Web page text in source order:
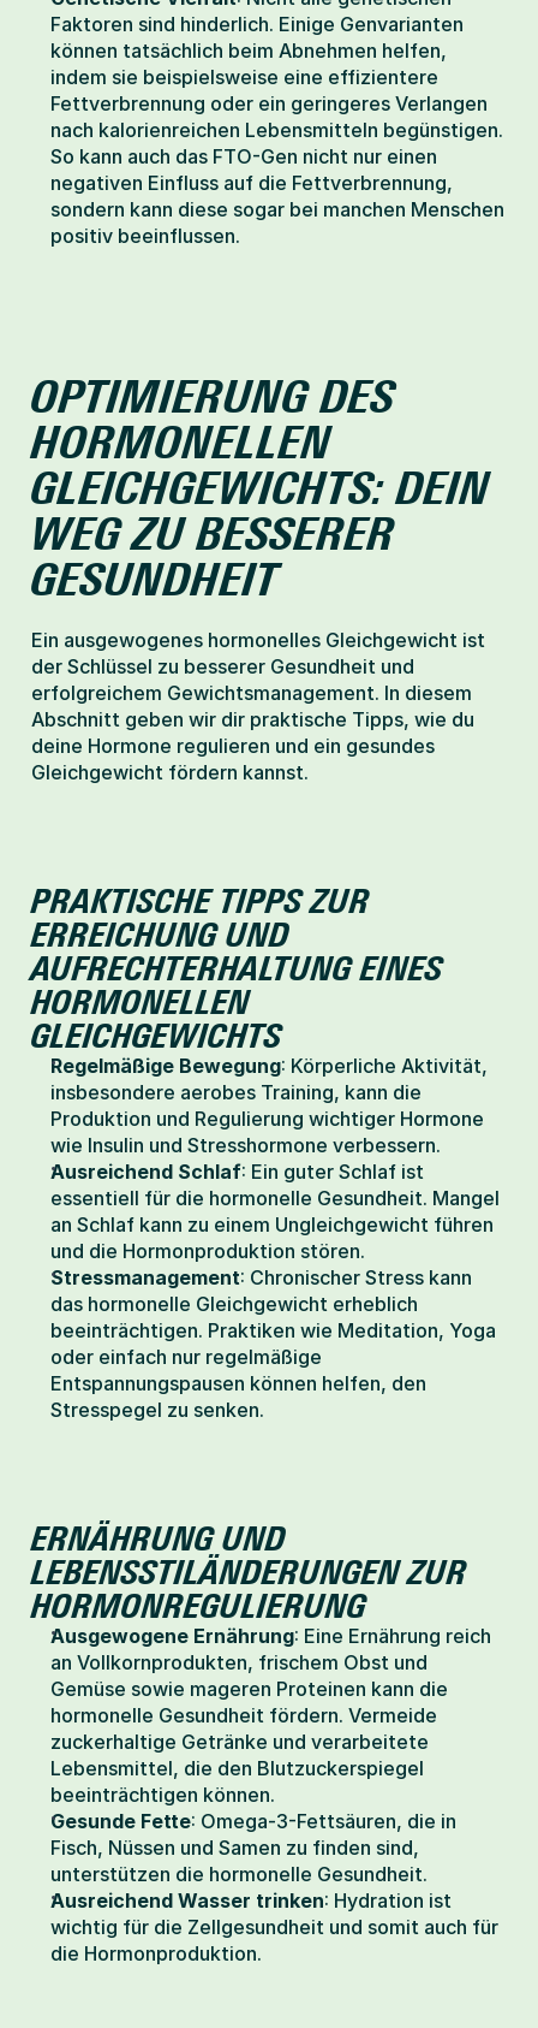
Faktoren sind hinderlich. Einige Genvarianten
können tatsächlich beim Abnehmen helfen,
indem sie beispielsweise eine effizientere
Fettverbrennung oder ein geringeres Verlangen
nach kalorienreichen Lebensmitteln begünstigen.
So kann auch das FTO-Gen nicht nur einen
negativen Einfluss auf die Fettverbrennung,
sondern kann diese sogar bei manchen Menschen
positiv beeinflussen.
OPTIMIERUNG DES
HORMONELLEN
GLEICHGEWICHTS: DEIN
WEG ZU BESSERER
GESUNDHEIT
Ein ausgewogenes hormonelles Gleichgewicht ist
der Schlüssel zu besserer Gesundheit und
erfolgreichem Gewichtsmanagement. In diesem
Abschnitt geben wir dir praktische Tipps, wie du
deine Hormone regulieren und ein gesundes
Gleichgewicht fördern kannst.
PRAKTISCHE TIPPS ZUR
ERREICHUNG UND
AUFRECHTERHALTUNG EINES
HORMONELLEN
GLEICHGEWICHTS
Regelmäßige Bewegung: Körperliche Aktivität,
insbesondere aerobes Training, kann die
Produktion und Regulierung wichtiger Hormone
wie Insulin und Stresshormone verbessern.
Ausreichend Schlaf: Ein guter Schlaf ist
essentiell für die hormonelle Gesundheit. Mangel
an Schlaf kann zu einem Ungleichgewicht führen
und die Hormonproduktion stören.
Stressmanagement: Chronischer Stress kann
das hormonelle Gleichgewicht erheblich
beeinträchtigen. Praktiken wie Meditation, Yoga
oder einfach nur regelmäßige
Entspannungspausen können helfen, den
Stresspegel zu senken.
ERNÄHRUNG UND
LEBENSSTILÄNDERUNGEN ZUR
HORMONREGULIERUNG
Ausgewogene Ernährung: Eine Ernährung reich
an Vollkornprodukten, frischem Obst und
Gemüse sowie mageren Proteinen kann die
hormonelle Gesundheit fördern. Vermeide
zuckerhaltige Getränke und verarbeitete
Lebensmittel, die den Blutzuckerspiegel
beeinträchtigen können.
Gesunde Fette: Omega-3-Fettsäuren, die in
Fisch, Nüssen und Samen zu finden sind,
unterstützen die hormonelle Gesundheit.
Ausreichend Wasser trinken: Hydration ist
wichtig für die Zellgesundheit und somit auch für
die Hormonproduktion.